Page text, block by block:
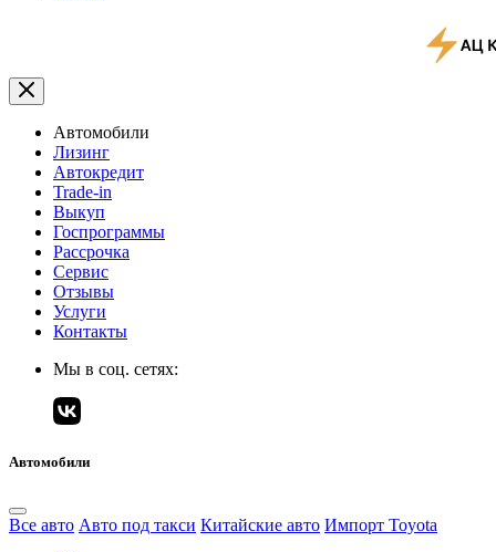
Автомобили
Лизинг
Автокредит
Trade-in
Выкуп
Госпрограммы
Рассрочка
Сервис
Отзывы
Услуги
Контакты
Мы в соц. сетях:
Автомобили
Все авто Авто под такси Китайские авто Импорт Toyota